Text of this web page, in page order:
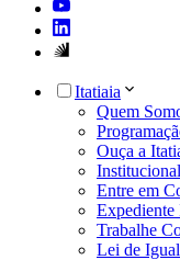
Itatiaia
Quem
Ouça a
Institucional
Entre em
Expediente
Trabalhe
Lei de